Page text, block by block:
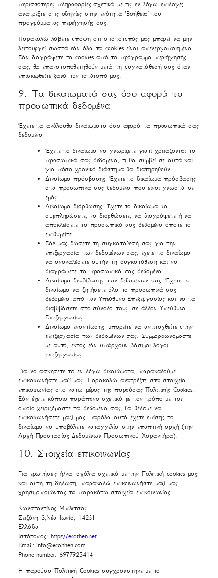
περισσότερες πληροφορίες σχετικά με τις εν λόγω επιλογές,
ανατρέξτε στις οδηγίες στην ενότητα ‘Βοήθεια’ του
προγράμματος περιήγησής σας.
Παρακαλώ λάβετε υπόψη ότι ο ιστότοπός μας μπορεί να μην
λειτουργεί σωστά εάν όλα τα cookies είναι απενεργοποιημένα.
Εάν διαγράψετε τα cookies από το πρόγραμμα περιήγησής
σας, θα επανατοποθετηθούν μετά τη συγκατάθεσή σας όταν
επισκεφθείτε ξανά τον ιστότοπό μας.
9. Τα δικαιώματά σας όσο αφορά τα
προσωπικά δεδομένα
Έχετε τα ακόλουθα δικαιώματα όσο αφορά τα προσωπικά σας
δεδομένα
Έχετε το δικαίωμα να γνωρίζετε γιατί χρειάζονται τα
προσωπικά σας δεδομένα, τι θα συμβεί σε αυτά και
για πόσο χρονικό διάστημα θα διατηρηθούν.
Δικαίωμα πρόσβασης: Έχετε το δικαίωμα πρόσβασης
στα προσωπικά σας δεδομένα που είναι γνωστά σε
εμάς.
Δικαίωμα διόρθωσης: Έχετε το δικαίωμα να
συμπληρώσετε, να διορθώσετε, να διαγράψετε ή να
αποκλείσετε τα προσωπικά σας δεδομένα όποτε το
επιθυμείτε.
Εάν μας δώσετε τη συγκατάθεσή σας για την
επεξεργασία των δεδομένων σας, έχετε το δικαίωμα
να ανακαλέσετε αυτήν τη συγκατάθεση και να
διαγράψετε τα προσωπικά σας δεδομένα.
Δικαίωμα διαβίβασης των δεδομένων σας: Έχετε το
δικαίωμα να ζητήσετε όλα τα προσωπικά σας
δεδομένα από τον Υπεύθυνο Επεξεργασίας και να τα
διαβιβάσετε στο σύνολό τους, σε άλλον Υπεύθυνο
Επεξεργασίας.
Δικαίωμα εναντίωσης: μπορείτε να αντιταχθείτε στην
επεξεργασία των δεδομένων σας. Συμμορφωνόμαστε
με αυτό, εκτός εάν υπάρχουν βάσιμοι λόγοι
επεξεργασίας.
Για να ασκήσετε τα εν λόγω δικαιώματα, παρακαλούμε
επικοινωνήστε μαζί μας. Παρακαλώ ανατρέξτε στα στοιχεία
επικοινωνίας στο κάτω μέρος της παρούσας Πολιτικής Cookies.
Εάν έχετε κάποιο παράπονο σχετικά με τον τρόπο με τον
οποίο χειριζόμαστε τα δεδομένα σας, θα θέλαμε να
επικοινωνήσετε μαζί μας, παρόλα αυτά έχετε επίσης το
δικαίωμα να υποβάλετε καταγγελία στην εποπτική αρχή (την
Αρχή Προστασίας Δεδομένων Προσωπικού Χαρακτήρα).
10. Στοιχεία επικοινωνίας
Για ερωτήσεις ή/και σχόλια σχετικά με την Πολιτική cookies μας
και αυτή τη δήλωση, παρακαλώ επικοινωνήστε μαζί μας
χρησιμοποιώντας τα παρακάτω στοιχεία επικοινωνίας:
Κωνσταντίνος Μπλέτσος
Σειζάνη 3,Νέα Ιωνία, 14231
Ελλάδα
Ιστότοπος: https://ecothen.net
Email:info@ecoithen.com
Phone number: 6977925414
Η παρούσα Πολιτική Cookies συγχρονίστηκε με το